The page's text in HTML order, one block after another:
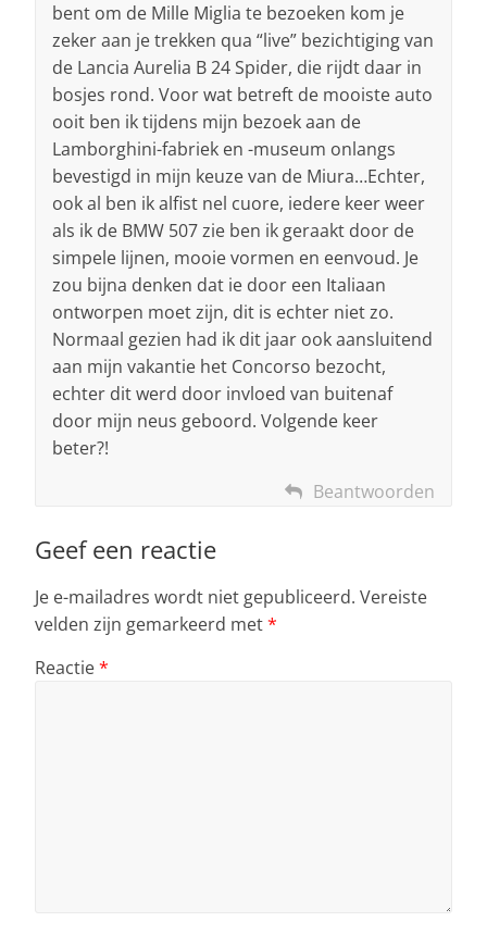
bent om de Mille Miglia te bezoeken kom je
zeker aan je trekken qua “live” bezichtiging van
de Lancia Aurelia B 24 Spider, die rijdt daar in
bosjes rond. Voor wat betreft de mooiste auto
ooit ben ik tijdens mijn bezoek aan de
Lamborghini-fabriek en -museum onlangs
bevestigd in mijn keuze van de Miura…Echter,
ook al ben ik alfist nel cuore, iedere keer weer
als ik de BMW 507 zie ben ik geraakt door de
simpele lijnen, mooie vormen en eenvoud. Je
zou bijna denken dat ie door een Italiaan
ontworpen moet zijn, dit is echter niet zo.
Normaal gezien had ik dit jaar ook aansluitend
aan mijn vakantie het Concorso bezocht,
echter dit werd door invloed van buitenaf
door mijn neus geboord. Volgende keer
beter?!
Beantwoorden
Geef een reactie
Je e-mailadres wordt niet gepubliceerd. Vereiste
velden zijn gemarkeerd met*
Reactie*